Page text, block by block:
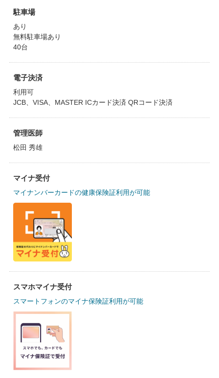
駐車場
あり
無料駐車場あり
40台
電子決済
利用可
JCB、VISA、MASTER ICカード決済 QRコード決済
管理医師
松田 秀雄
マイナ受付
マイナンバーカードの健康保険証利用が可能
スマホマイナ受付
スマートフォンのマイナ保険証利用が可能